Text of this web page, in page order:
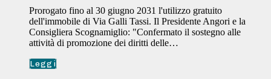
Prorogato fino al 30 giugno 2031 l'utilizzo gratuito
dell'immobile di Via Galli Tassi. Il Presidente Angori e la
Consigliera Scognamiglio: "Confermato il sostegno alle
attività di promozione dei diritti delle…
Leggi